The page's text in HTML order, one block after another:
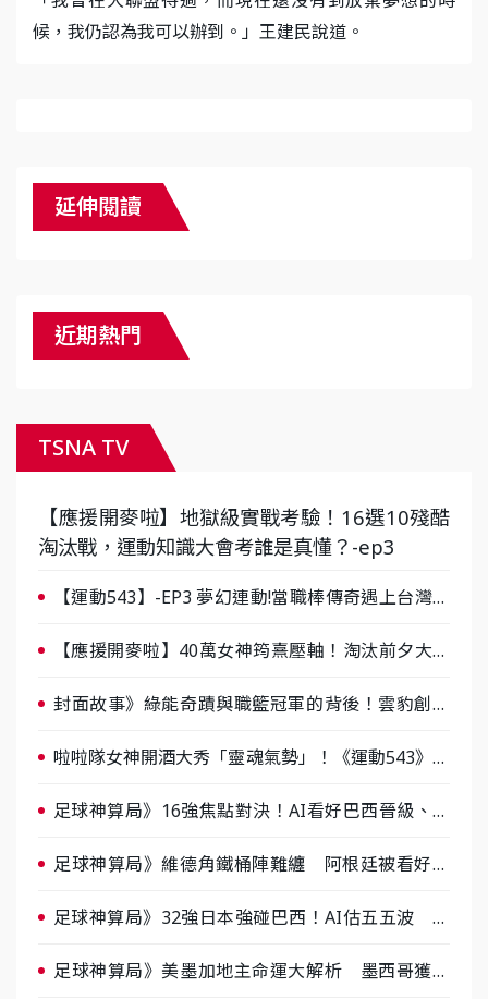
候，我仍認為我可以辦到。」王建民說道。
延伸閱讀
近期熱門
TSNA TV
【應援開麥啦】地獄級實戰考驗！16選10殘酷
淘汰戰，運動知識大會考誰是真懂？-ep3
【運動543】-EP3 夢幻連動!當職棒傳奇遇上台灣女
【應援開麥啦】40萬女神筠熹壓軸！淘汰前夕大混
封面故事》綠能奇蹟與職籃冠軍的背後！雲豹創辦
啦啦隊女神開酒大秀「靈魂氣勢」！《運動543》微
足球神算局》16強焦點對決！AI看好巴西晉級、數
足球神算局》維德角鐵桶陣難纏 阿根廷被看好下
足球神算局》32強日本強碰巴西！AI估五五波 牛
足球神算局》美墨加地主命運大解析 墨西哥獲數